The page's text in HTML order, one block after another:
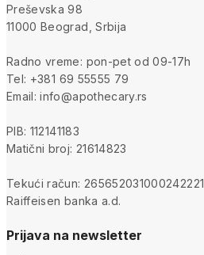
Preševska 98
11000 Beograd, Srbija
Radno vreme: pon-pet od 09-17h
Tel: +381 69 55555 79
Email: info@apothecary.rs
PIB: 112141183
Matični broj: 21614823
Tekući račun: 265652031000242221
Raiffeisen banka a.d.
Prijava na newsletter